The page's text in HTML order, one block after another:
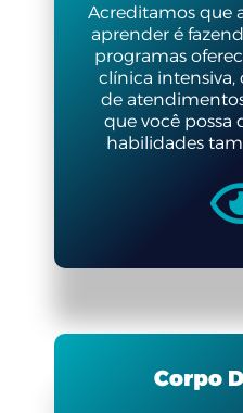
Acreditamos que
aprender é
programas
clínica
de
que você possa
habilidades
Corpo